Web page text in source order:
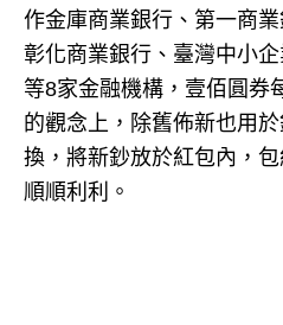
作金庫商業銀行、第一商
彰化商業銀行、臺灣中小
等8家金融機構，壹佰圓券
的觀念上，除舊佈新也用
換，將新鈔放於紅包內，
順順利利。